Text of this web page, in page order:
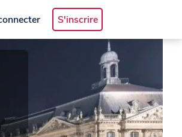
S'inscrire